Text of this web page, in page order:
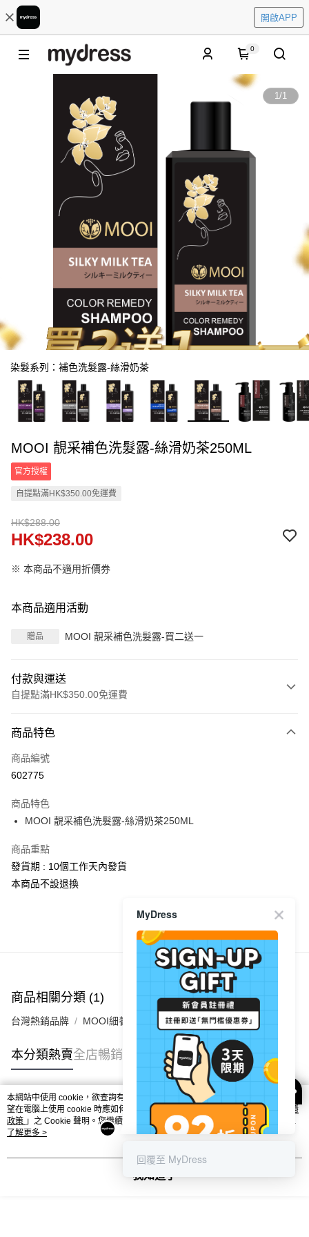
開啟APP
0
1/1
染髮系列：補色洗髮露-絲滑奶茶
MOOI 靚采補色洗髮露-絲滑奶茶250ML
官方授權
自提點滿HK$350.00免運費
HK$288.00
HK$238.00
※ 本商品不適用折價券
本商品適用活動
贈品 MOOI 靚采補色洗髮露-買二送一
付款與運送
自提點滿HK$350.00免運費
信用卡
Apple Pay
PayMe
WeChat Pay
送貨方式
每筆HK$40.00，滿HK$350.00或以上免運費
每筆HK$40.00，滿HK$350.00或以上免運費
每筆HK$40.00，滿HK$350.00或以上免運費
每筆HK$40.00，滿HK$350.00或以上免運費
每筆HK$40.00，滿HK$350.00或以上免運費
商品特色
商品編號
602775
商品特色
MOOI 靚采補色洗髮露-絲滑奶茶250ML
商品重點
發貨期 : 10個工作天內發貨
本商品不設退換
商品推薦
商品相關分類 (1)
台灣熱銷品牌 MOOI細養美學
本分類熱賣全店暢銷排行
熱門標籤
熱銷排行 最新商品 人氣推薦
本網站中使用 cookie，欲查詢有關本網站使用 cookie 方式之詳情，及若您不希
望在電腦上使用 cookie 時應如何變更電腦的 cookie 設定，請參閱本網站「
私隱
政策 」之 Cookie 聲明。您繼續使用本網站即表示您同意本公司得按本網站使用
條款之 Cookie 聲明使用 cookie。
了解更多 >
我知道了
MyDress
回覆至 MyDress